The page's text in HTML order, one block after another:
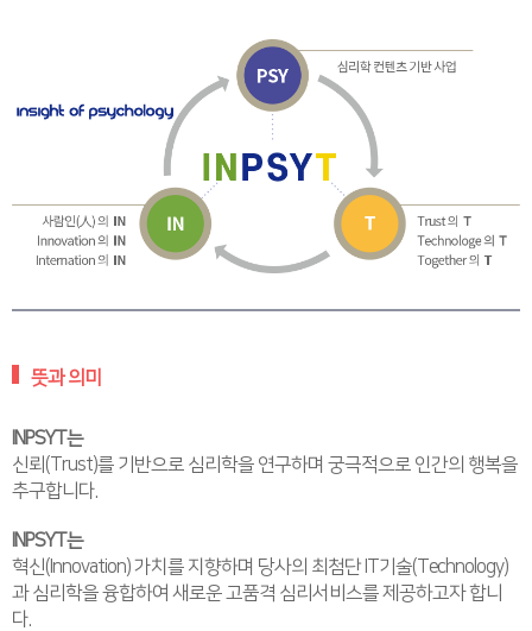
뜻과 의미
INPSYT는
신뢰(Trust)를 기반으로 심리학을 연구하며 궁극적으로 인간의 행복을
추구합니다.
INPSYT는
혁신(Innovation) 가치를 지향하며 당사의 최첨단 IT기술(Technology)
과 심리학을 융합하여 새로운 고품격 심리서비스를 제공하고자 합니
다.